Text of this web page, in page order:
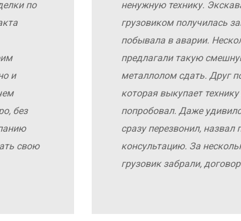
по
и
без
свою
ненужную технику.
грузовиком получилась
побывала в аварии.
предлагали такую
металлолом сдать. Друг
которая выкупает
попробовал. Даже
сразу перезвонил,
консультацию. За
грузовик забрали,